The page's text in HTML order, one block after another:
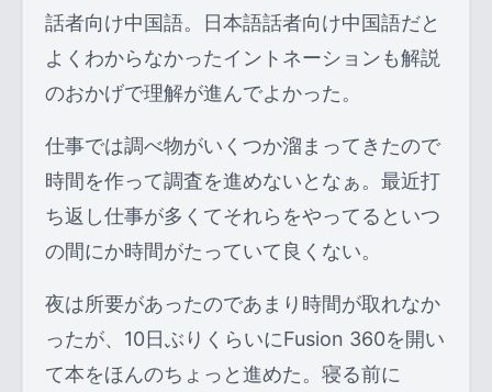
話者向け中国語。日本語話者向け中国語だと
よくわからなかったイントネーションも解説
のおかげで理解が進んでよかった。
仕事では調べ物がいくつか溜まってきたので
時間を作って調査を進めないとなぁ。最近打
ち返し仕事が多くてそれらをやってるといつ
の間にか時間がたっていて良くない。
夜は所要があったのであまり時間が取れなか
ったが、10日ぶりくらいにFusion 360を開い
て本をほんのちょっと進めた。寝る前に